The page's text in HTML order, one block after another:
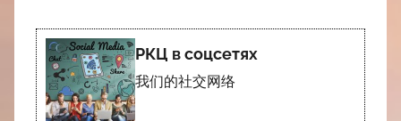
РКЦ в соцсетях
我们的社交网络